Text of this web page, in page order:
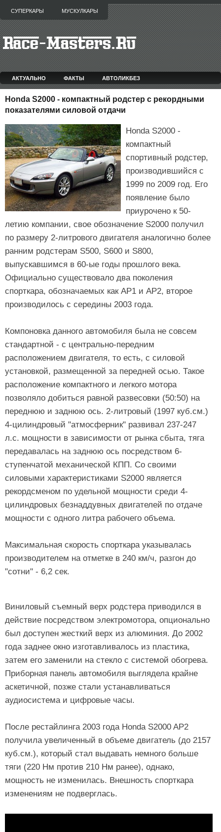
СУПЕРКАРЫ МУСКУЛКАРЫ
АКТУАЛЬНО ФАКТЫ АВТОЛИКБЕЗ
Honda S2000 - компактный родстер с рекордными
показателями силовой отдачи
Honda S2000 -
компактный
спортивный родстер,
производившийся с
1999 по 2009 год. Его
появление было
приурочено к 50-
летию компании, свое обозначение S2000 получил
по размеру 2-литрового двигателя аналогично более
ранним родстерам S500, S600 и S800,
выпускавшимся в 60-ые годы прошлого века.
Официально существовало два поколения
спорткара, обозначаемых как AP1 и AP2, второе
производилось с середины 2003 года.
Компоновка данного автомобиля была не совсем
стандартной - с центрально-передним
расположением двигателя, то есть, с силовой
установкой, размещенной за передней осью. Такое
расположение компактного и легкого мотора
позволяло добиться равной развесовки (50:50) на
переднюю и заднюю ось. 2-литровый (1997 куб.см.)
4-цилиндровый "атмосферник" развивал 237-247
л.с. мощности в зависимости от рынка сбыта, тяга
передавалась на заднюю ось посредством 6-
ступенчатой механической КПП. Со своими
силовыми характеристиками S2000 является
рекордсменом по удельной мощности среди 4-
цилиндровых безнаддувных двигателей по отдаче
мощности с одного литра рабочего объема.
Максимальная скорость спорткара указывалась
производителем на отметке в 240 км/ч, разгон до
"сотни" - 6,2 сек.
Виниловый съемный верх родстера приводился в
действие посредством электромотора, опционально
был доступен жесткий верх из алюминия. До 2002
года заднее окно изготавливалось из пластика,
затем его заменили на стекло с системой обогрева.
Приборная панель автомобиля выглядела крайне
аскетичной, позже стали устанавливаться
аудиосистема и цифровые часы.
После рестайлинга 2003 года Honda S2000 AP2
получила увеличенный в объеме двигатель (до 2157
куб.см.), который стал выдавать немного больше
тяги (220 Нм против 210 Нм ранее), однако,
мощность не изменилась. Внешность спорткара
изменениям не подверглась.